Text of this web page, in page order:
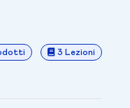
3 Lezioni